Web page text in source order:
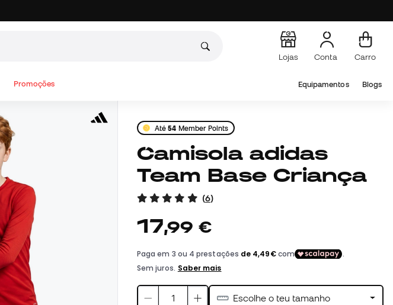
Lojas Conta Carro
Promoções Equipamentos Blogs
Até54 Member Points
Camisola adidas
Team Base Criança
(6)
17,99 €
Escolhe o teu tamanho